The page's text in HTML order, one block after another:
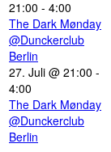
21:00 - 4:00
The Dark Mønday
@Dunckerclub
Berlin
27. Juli @ 21:00 -
4:00
The Dark Mønday
@Dunckerclub
Berlin